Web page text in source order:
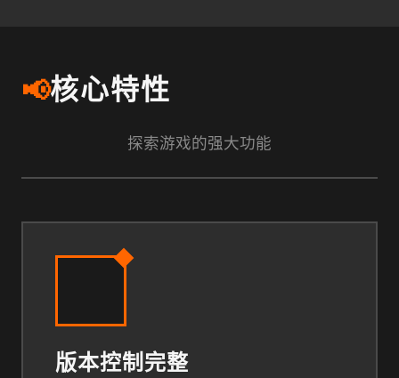
📢核心特性
探索游戏的强大功能
版本控制完整